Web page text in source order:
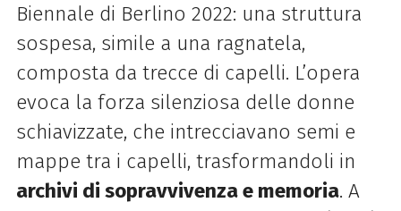
Biennale di Berlino 2022: una struttura
sospesa, simile a una ragnatela,
composta da trecce di capelli. L’opera
evoca la forza silenziosa delle donne
schiavizzate, che intrecciavano semi e
mappe tra i capelli, trasformandoli in
archivi di sopravvivenza e memoria. A